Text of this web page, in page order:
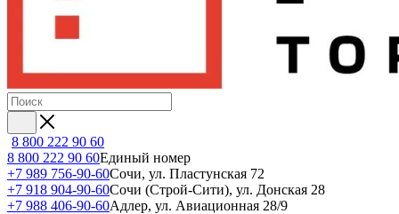
8 800 222 90 60
8 800 222 90 60Единый номер
+7 989 756-90-60Сочи, ул. Пластунская 72
+7 918 904-90-60Сочи (Строй-Сити), ул. Донская 28
+7 988 406-90-60Адлер, ул. Авиационная 28/9